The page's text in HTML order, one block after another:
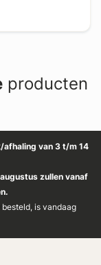
producten
afhaling van 3 t/m 14
zullen vanaf
is vandaag